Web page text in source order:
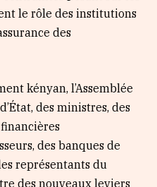
le rôle des institutions
des
kényan, l’Assemblée
des ministres, des
des banques de
représentants du
des nouveaux leviers